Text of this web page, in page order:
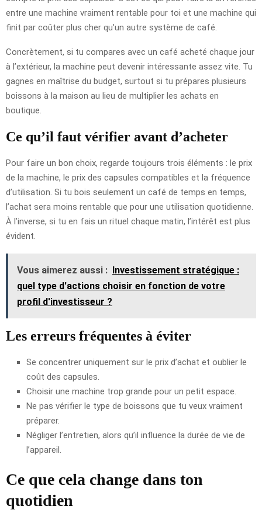
entre une machine vraiment rentable pour toi et une machine qui
finit par coûter plus cher qu’un autre système de café.
Concrètement, si tu compares avec un café acheté chaque jour
à l’extérieur, la machine peut devenir intéressante assez vite. Tu
gagnes en maîtrise du budget, surtout si tu prépares plusieurs
boissons à la maison au lieu de multiplier les achats en
boutique.
Ce qu’il faut vérifier avant d’acheter
Pour faire un bon choix, regarde toujours trois éléments : le prix
de la machine, le prix des capsules compatibles et la fréquence
d’utilisation. Si tu bois seulement un café de temps en temps,
l’achat sera moins rentable que pour une utilisation quotidienne.
À l’inverse, si tu en fais un rituel chaque matin, l’intérêt est plus
évident.
Vous aimerez aussi : Investissement stratégique :
quel type d'actions choisir en fonction de votre
profil d'investisseur ?
Les erreurs fréquentes à éviter
Se concentrer uniquement sur le prix d’achat et oublier le
coût des capsules.
Choisir une machine trop grande pour un petit espace.
Ne pas vérifier le type de boissons que tu veux vraiment
préparer.
Négliger l’entretien, alors qu’il influence la durée de vie de
l’appareil.
Ce que cela change dans ton
quotidien